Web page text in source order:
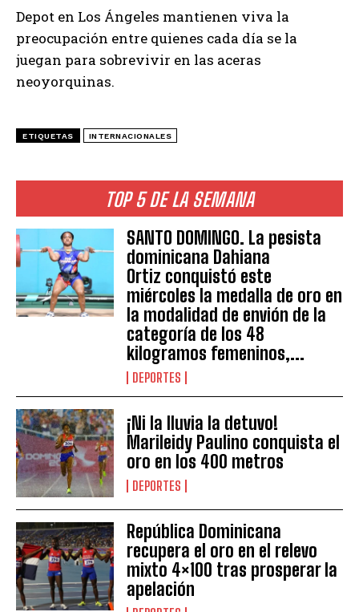
TOP 5 DE LA SEMANA
SANTO DOMINGO. La pesista
dominicana Dahiana
Ortiz conquistó este
miércoles la medalla de oro en
la modalidad de envión de la
categoría de los 48
kilogramos femeninos,...
DEPORTES
¡Ni la lluvia la detuvo!
Marileidy Paulino conquista el
oro en los 400 metros
DEPORTES
República Dominicana
recupera el oro en el relevo
mixto 4×100 tras prosperar la
apelación
Depot en Los Ángeles mantienen viva la
preocupación entre quienes cada día se la
juegan para sobrevivir en las aceras
neoyorquinas.
ETIQUETAS INTERNACIONALES